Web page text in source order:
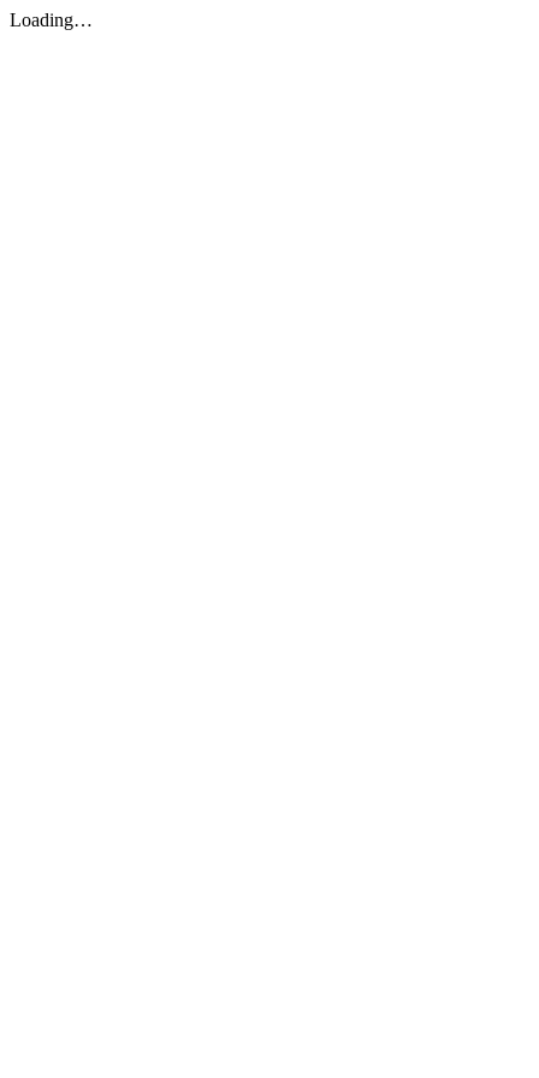
Loading…